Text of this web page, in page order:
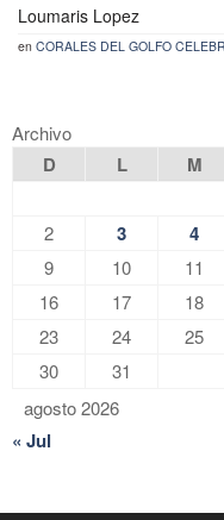
Loumaris Lopez
en CORALES DEL GOLFO
Archivo
agosto 2026
D L M
2 3 4
9 10 11
16
17 18
23
24 25
30
31
« Jul